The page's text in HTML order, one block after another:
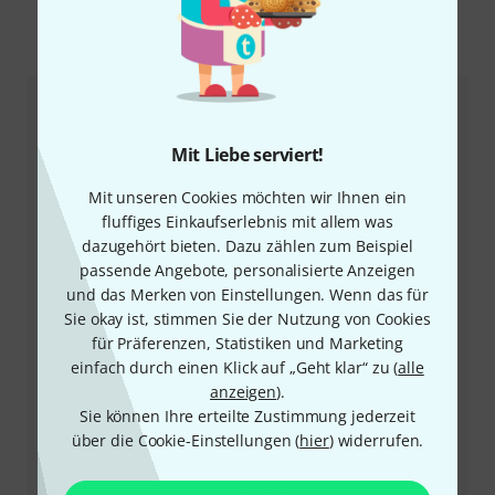
Mit Liebe serviert!
Mit unseren Cookies möchten wir Ihnen ein
fluffiges Einkaufserlebnis mit allem was
dazugehört bieten. Dazu zählen zum Beispiel
passende Angebote, personalisierte Anzeigen
und das Merken von Einstellungen. Wenn das für
Sie okay ist, stimmen Sie der Nutzung von Cookies
für Präferenzen, Statistiken und Marketing
einfach durch einen Klick auf „Geht klar“ zu (alle
anzeigen).
Sie können Ihre erteilte Zustimmung jederzeit
über die Cookie-Einstellungen (hier) widerrufen.
So erreichen Sie uns
+41-715670831
Unser Thomann Team Kundenservice steht Ihnen bei
allen Fragen und Problemen nach dem Kauf zur Seite.
Kundennummer bereithalten